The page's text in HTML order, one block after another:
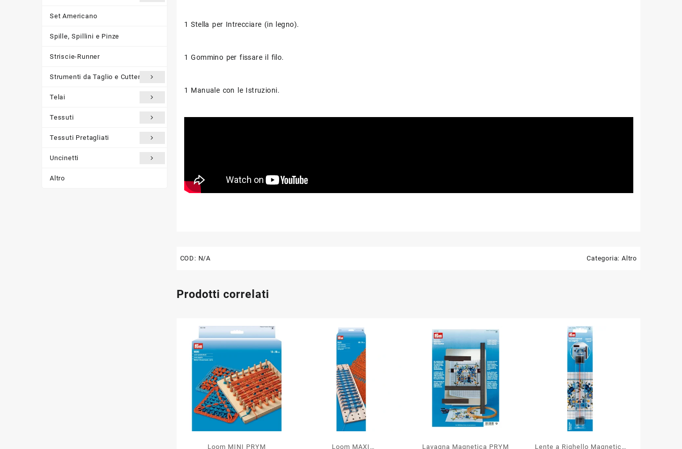
Set Americano
Spille, Spillini e Pinze
Striscie-Runner
Strumenti da Taglio e Cutter
Telai
Tessuti
Tessuti Pretagliati
Uncinetti
Altro
1 Stella per Intrecciare (in legno).
1 Gommino per fissare il filo.
1 Manuale con le Istruzioni.
COD: N/A Categoria: Altro
Prodotti correlati
Loom MINI PRYM Loom MAXI Lavagna Magnetica PRYM Lente a Righello Magnetica